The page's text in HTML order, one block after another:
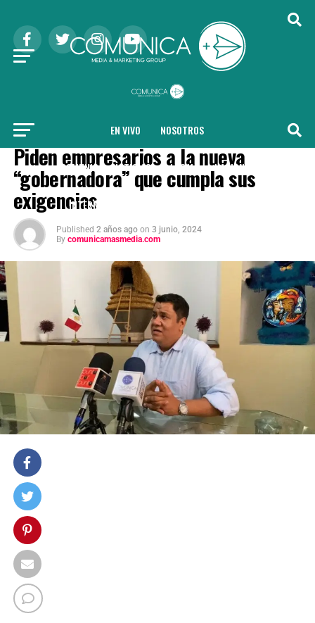
EN VIVO NOSOTROS
COMUNICA + NOTICIAS LOCAL NACIONAL
INTERNACIONAL
COMUNICA + NOTICIAS
Piden empresarios a la nueva
“gobernadora” que cumpla sus
exigencias
Published 2 años ago on 3 junio, 2024
By comunicamasmedia.com